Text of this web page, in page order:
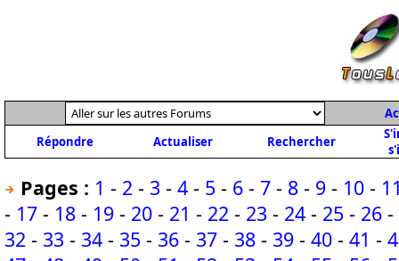
Répondre
Actualiser Rechercher
Pages : 1 - 2 - 3 - 4 - 5 - 6 - 7 - 8 - 9 - 10 -
- 17 - 18 - 19 - 20 - 21 - 22 - 23 - 24 - 25 - 26 -
32 - 33 - 34 - 35 - 36 - 37 - 38 - 39 - 40 - 41 -